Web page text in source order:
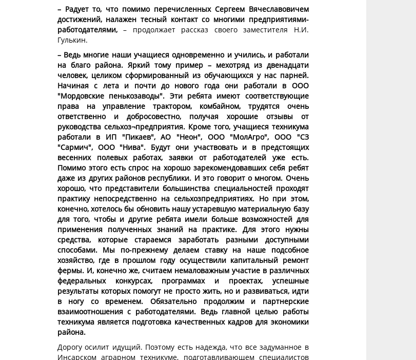
– Радует то, что помимо перечисленных Сергеем Вячеславовичем
достижений, налажен тесный контакт со многими предприятиями-
работодателями,– продолжает рассказ своего заместителя Н.И.
Гулькин.
– Ведь многие наши учащиеся одновременно и учились, и работали
на благо района. Яркий тому пример – мехотряд из двенадцати
человек, целиком сформированный из обучающихся у нас парней.
Начиная с лета и почти до нового года они работали в ООО
"Мордовские пенькозаводы". Эти ребята имеют соответствующие
права на управление трактором, комбайном, трудятся очень
ответственно и добросовестно, получая хорошие отзывы от
руководства сельхоз¬предприятия. Кроме того, учащиеся техникума
работали в ИП "Пикаев", АО "Неон", ООО "МолАгро", ООО "СЗ
"Сармич", ООО "Нива". Будут они участвовать и в предстоящих
весенних полевых работах, заявки от работодателей уже есть.
Помимо этого есть спрос на хорошо зарекомендовавших себя ребят
даже из других районов республики. И это говорит о многом. Очень
хорошо, что представители большинства специальностей проходят
практику непосредственно на сельхозпредприятиях. Но при этом,
конечно, хотелось бы обновить нашу устаревшую материальную базу
для того, чтобы и другие ребята имели больше возможностей для
применения полученных знаний на практике. Для этого нужны
средства, которые стараемся заработать разными доступными
способами. Мы по-прежнему делаем ставку на наше подсобное
хозяйство, где в прошлом году осуществили капитальный ремонт
фермы. И, конечно же, считаем немаловажным участие в различных
федеральных конкурсах, программах и проектах, успешные
результаты которых помогут не просто жить, но и развиваться, идти
в ногу со временем. Обязательно продолжим и партнерские
взаимоотношения с работодателями. Ведь главной целью работы
техникума является подготовка качественных кадров для экономики
района.
Дорогу осилит идущий. Поэтому есть надежда, что все задуманное в
Инсарском аграрном техникуме, подготавливающем специалистов